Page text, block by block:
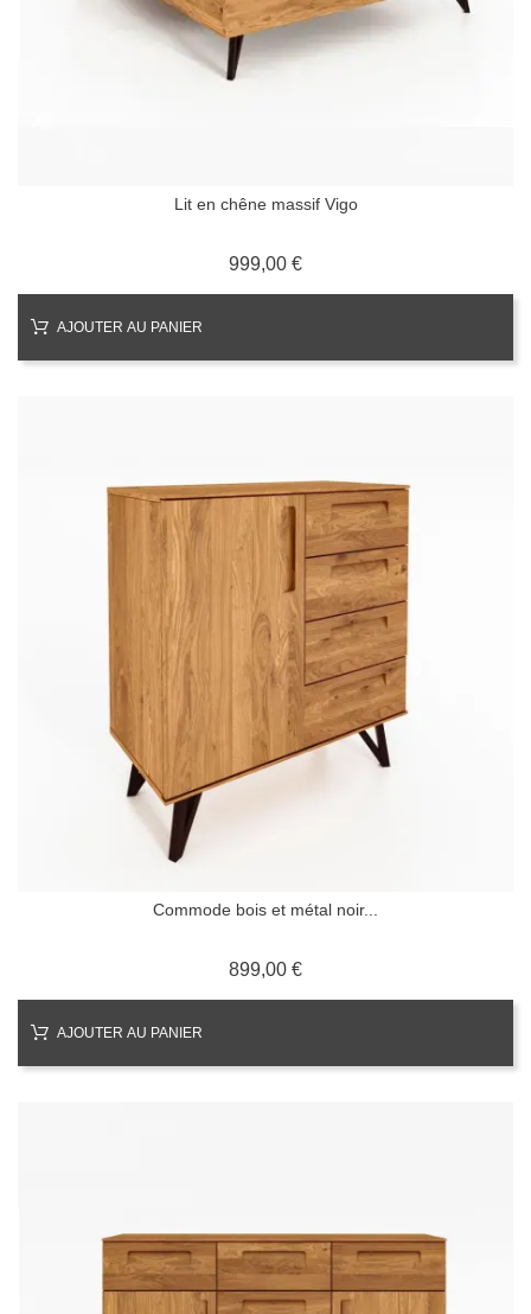
Lit en chêne massif Vigo
999,00 €Prix
AJOUTER AU PANIER
Commode bois et métal noir...
899,00 €Prix
AJOUTER AU PANIER